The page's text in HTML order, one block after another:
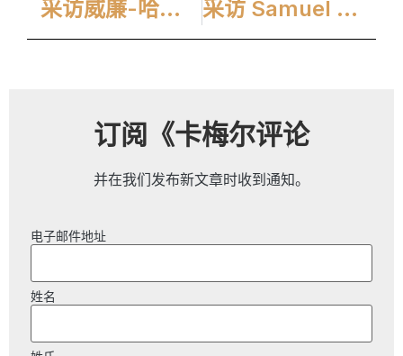
采访威廉-哈里神父（Fr. William J Harry, O.Carm.| 加尔默罗派非政府组织
采访 Samuel Citero O.Carm. Fr.| 他的加尔默罗修会之旅
订阅《卡梅尔评论
并在我们发布新文章时收到通知。
电子邮件地址
姓名